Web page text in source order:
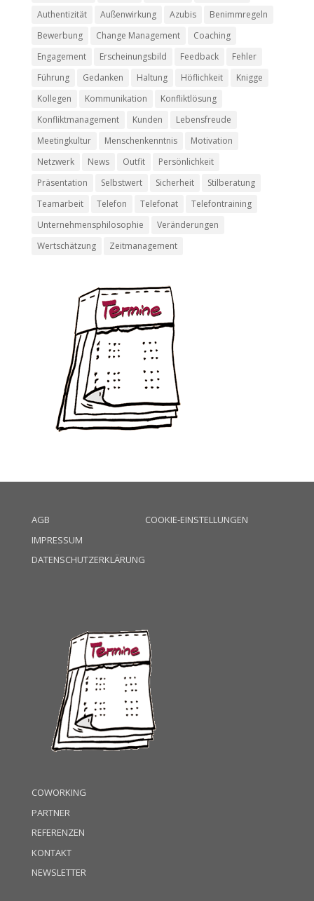
Authentizität
Außenwirkung Azubis
Benimmregeln
Bewerbung
Change Management
Coaching
Engagement
Erscheinungsbild Feedback
Fehler
Führung
Gedanken Haltung Höflichkeit
Knigge
Kollegen
Kommunikation
Konfliktlösung
Konfliktmanagement
Kunden
Lebensfreude
Meetingkultur
Menschenkenntnis
Motivation
Netzwerk
News Outfit
Persönlichkeit
Präsentation
Selbstwert Sicherheit
Stilberatung
Teamarbeit
Telefon Telefonat
Telefontraining
Unternehmensphilosophie
Veränderungen
Wertschätzung
Zeitmanagement
AGB
IMPRESSUM
DATENSCHUTZERKLÄRUNG
COOKIE-EINSTELLUNGEN
COWORKING
PARTNER
REFERENZEN
KONTAKT
NEWSLETTER